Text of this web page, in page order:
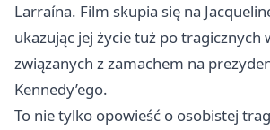
Larraína. Film skupia się na
ukazując jej życie tuż po tragicznych
związanych z zamachem na
Kennedy’ego.
To nie tylko opowieść o osobistej